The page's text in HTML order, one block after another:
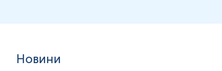
Новини